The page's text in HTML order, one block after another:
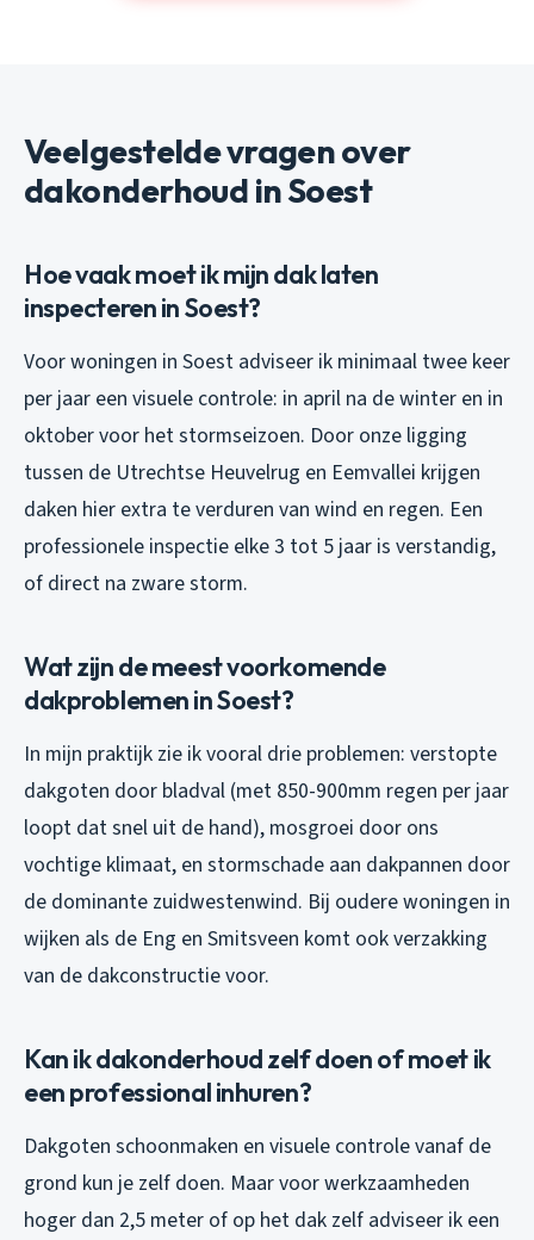
Veelgestelde vragen over
dakonderhoud in Soest
Hoe vaak moet ik mijn dak laten
inspecteren in Soest?
Voor woningen in Soest adviseer ik minimaal twee keer
per jaar een visuele controle: in april na de winter en in
oktober voor het stormseizoen. Door onze ligging
tussen de Utrechtse Heuvelrug en Eemvallei krijgen
daken hier extra te verduren van wind en regen. Een
professionele inspectie elke 3 tot 5 jaar is verstandig,
of direct na zware storm.
Wat zijn de meest voorkomende
dakproblemen in Soest?
In mijn praktijk zie ik vooral drie problemen: verstopte
dakgoten door bladval (met 850-900mm regen per jaar
loopt dat snel uit de hand), mosgroei door ons
vochtige klimaat, en stormschade aan dakpannen door
de dominante zuidwestenwind. Bij oudere woningen in
wijken als de Eng en Smitsveen komt ook verzakking
van de dakconstructie voor.
Kan ik dakonderhoud zelf doen of moet ik
een professional inhuren?
Dakgoten schoonmaken en visuele controle vanaf de
grond kun je zelf doen. Maar voor werkzaamheden
hoger dan 2,5 meter of op het dak zelf adviseer ik een